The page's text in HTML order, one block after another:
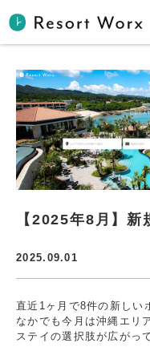
【2025年8月】
2025.09.01
直近1ヶ月で8件の新しい
なかでも今月は沖縄エリ
ステイの選択肢が広がっ